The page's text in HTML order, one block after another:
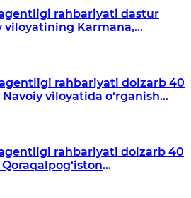
rahbariyati dastur
viloyatining Karmana,
rahbariyati dolzarb 40
viloyatida o‘rganish
rahbariyati dolzarb 40